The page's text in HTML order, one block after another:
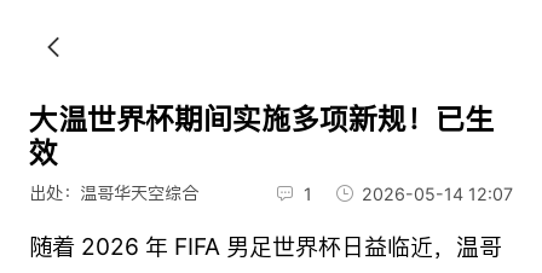
大温世界杯期间实施多项新规！已生
效
出处：温哥华天空综合 1 2026-05-14 12:07
随着 2026 年 FIFA 男足世界杯日益临近，温哥